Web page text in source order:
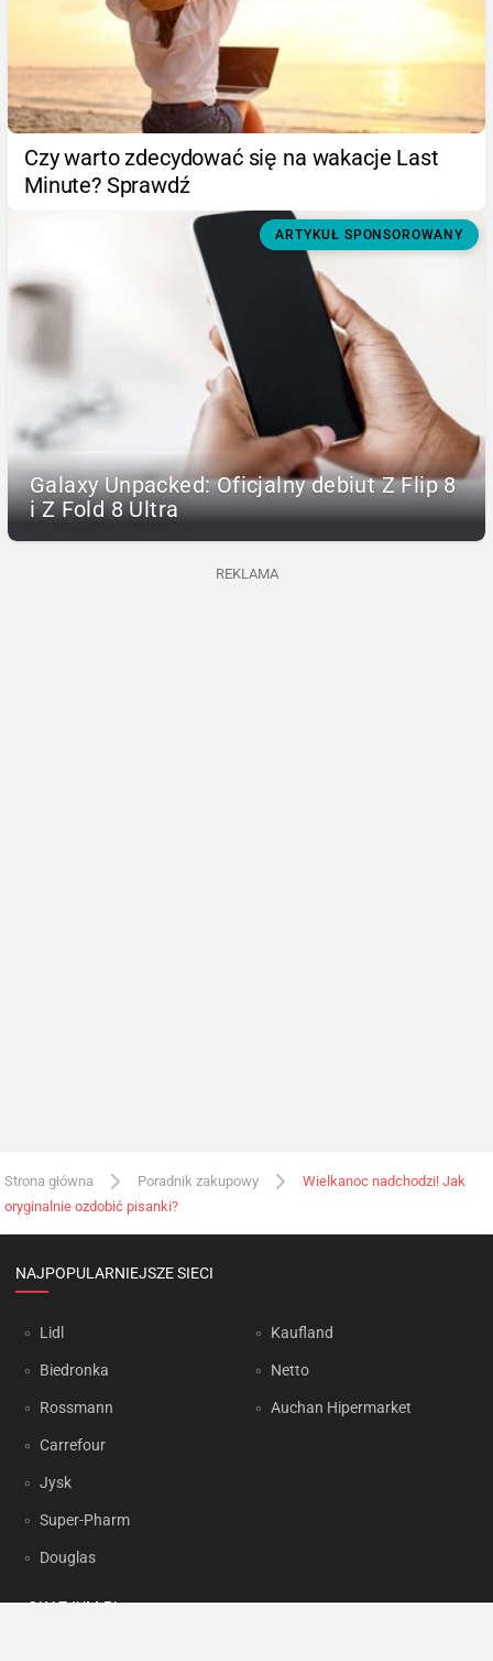
Czy warto zdecydować się na wakacje Last
Minute? Sprawdź
ARTYKUŁ SPONSOROWANY
Galaxy Unpacked: Oficjalny debiut Z Flip 8
i Z Fold 8 Ultra
REKLAMA
Strona główna Poradnik zakupowy
Wielkanoc nadchodzi! Jak
oryginalnie ozdobić pisanki?
NAJPOPULARNIEJSZE SIECI
Lidl
Biedronka
Rossmann
Carrefour
Jysk
Super-Pharm
Douglas
Kaufland
Netto
Auchan Hipermarket
OKAZJUM.PL